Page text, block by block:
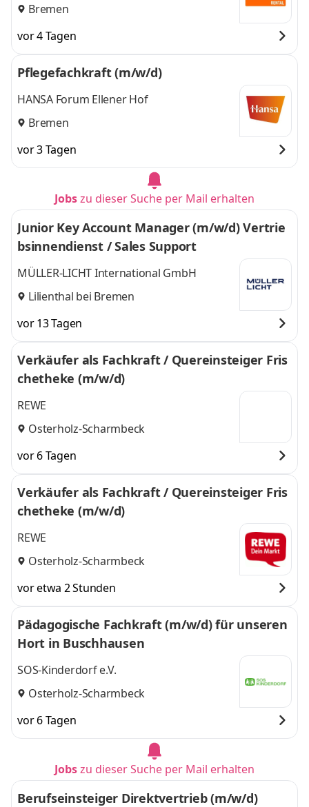
Bremen
vor 4 Tagen
Pflegefachkraft (m/w/d)
HANSA Forum Ellener Hof
Bremen
vor 3 Tagen
Jobszu dieser Suche per Mail erhalten
Junior Key Account Manager (m/w/d) Vertrie
bsinnendienst / Sales Support
MÜLLER-LICHT International GmbH
Lilienthal bei Bremen
vor 13 Tagen
Verkäufer als Fachkraft / Quereinsteiger Fris
chetheke (m/w/d)
REWE
Osterholz-Scharmbeck
vor 6 Tagen
Verkäufer als Fachkraft / Quereinsteiger Fris
chetheke (m/w/d)
REWE
Osterholz-Scharmbeck
vor etwa 2 Stunden
Pädagogische Fachkraft (m/w/d) für unseren
Hort in Buschhausen
SOS-Kinderdorf e.V.
Osterholz-Scharmbeck
vor 6 Tagen
Jobszu dieser Suche per Mail erhalten
Berufseinsteiger Direktvertrieb (m/w/d)